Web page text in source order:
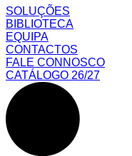
SOLUÇÕES
BIBLIOTECA
EQUIPA
CONTACTOS
FALE CONNOSCO
CATÁLOGO 26/27